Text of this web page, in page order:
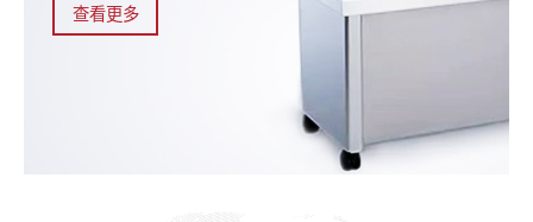
查看更多